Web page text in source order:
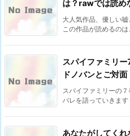
は？rawでは読め
大人気作品、優しい
この作品が読めるの
スパイファミリ
ドノバンとご対面
スパイファミリーの
バレを語っていきま
あなたがしてく